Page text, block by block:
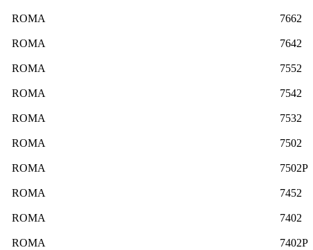
ROMA 7662
ROMA 7642
ROMA 7552
ROMA 7542
ROMA 7532
ROMA 7502
ROMA 7502P
ROMA 7452
ROMA 7402
ROMA 7402P